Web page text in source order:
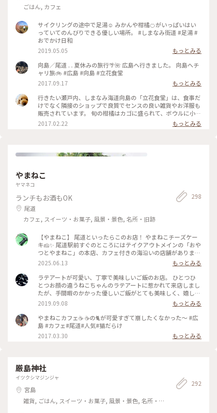
ごはん, カフェ
サイクリングの途中で足湯☺︎ みかんや柑橘🍊がいっぱいはい
っていてのんびりできる優しい場所。 #しまなみ街道 #足湯 #
おでかけ日和
2019.05.05
もっとみる
向島／尾道 . . 夏休みの旅行🌴🌺 広島へ行きました。 向島へチ
ャリ旅🚲 #広島 #向島 #立花食堂
2017.09.17
もっとみる
行きたい瀬戸内、しまなみ海道向島の「立花食堂」は、食事だ
けでなく隣接のショップで良質でセンスの良い雑貨やお洋服も
販売されています。 旬の柑橘はカゴに盛られて、ボウルに小銭
を入れ自分で袋にいれて持ち帰ります。 レモンの足湯（右下）
は上がテーブルになってるのでゆっくり読書やモバイルで旅程
憩されたり…ここには緩やかで穏やかな時間が流れてるようで
2017.02.22 もっとみる
やまねこ
ヤマネコ
ランチもお酒もOK
尾道
カフェ, スイーツ・お菓子, 風景・景色, 名所・旧跡
298
【やまねこ】 尾道といったらこのお店！ やまねこチーズケー
キ🧀✨ 尾道駅前すぐのところにはテイクアウトメインの「おや
つとやまねこ」の本店、カフェ付きの海沿いの店舗がありま
す。 こちらのお店は商店街を進んだ先にあるレトロで素敵な空
間なカフェ&テイクアウトの店舗🍰✨ チーズケーキだけでこの
ラインナップ！なんとなくケーキの形も猫っぽい🐈‍⬛ 店内はレ
トロな内装が尾道の雰囲気によくあっていて提供されるお皿や
メニュー表も可愛い🫶🐈 チーズケーキも勿論おいしい！濃厚で
すが重すぎずぱくぱく食べられる味でした。 ティラミスやレ
ーズンなどフレーバー豊富で期間限定メニューもあり。 座る
席によってはチーズケーキをつくっている様子も覗くことがで
きます🫣 #尾道グルメ #尾道カフェ #しまなみ海道 #チーズケ
ーキ #人気店 #イートイン #テイクアウト #猫 #レトロ #フォト
スポット #フォトジェニック #レモン #みかん
2025.06.13
もっとみる
ラテアートが可愛い、丁寧で美味しいご飯のお店。 ひとつひ
とつお顔の違うねこちゃんのラテアートに惹かれて来店しまし
たが、手間暇のかかった優しいご飯がとても美味しく、嬉しい
想定外でした。 がっつりなメニューからヘルシーなメニュー
まで料理の幅が広く、色々食べるために何度も通いたくなる美
味しさです。 次はお酒の飲める時間に行きたいと思います。 #
やまねこ #尾道
2019.09.08
もっとみる
やまねこカフェ☕️ ☕️の🐈が可愛すぎて崩したくなかった〜 #広
島 #カフェ#尾道#人気#猫だらけ
2017.03.30
もっとみる
厳島神社
イツクシマジンジャ
宮島
雑貨, ごはん, スイーツ・お菓子, 風景・景色, 名所・
292